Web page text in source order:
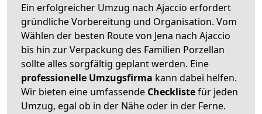
Ein erfolgreicher Umzug nach Ajaccio erfordert
gründliche Vorbereitung und Organisation. Vom
Wählen der besten Route von Jena nach Ajaccio
bis hin zur Verpackung des Familien Porzellan
sollte alles sorgfältig geplant werden. Eine
professionelle Umzugsfirma kann dabei helfen.
Wir bieten eine umfassende Checklistefür jeden
Umzug, egal ob in der Nähe oder in der Ferne.